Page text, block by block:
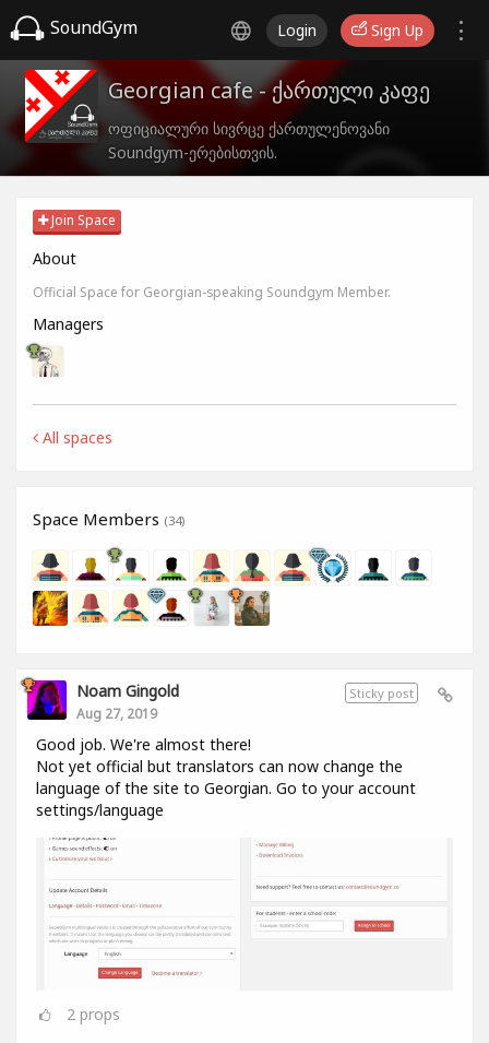
SoundGym Login Sign Up
Georgian cafe - ქართული კაფე
ოფიციალური სივრცე ქართულენოვანი
Soundgym-ერებისთვის.
Join Space
About
Official Space for Georgian-speaking Soundgym Member.
Managers
All spaces
Space Members (34)
Sticky post
Noam Gingold
Aug 27, 2019
Good job. We're almost there!
Not yet official but translators can now change the
language of the site to Georgian. Go to your account
settings/language
2 props